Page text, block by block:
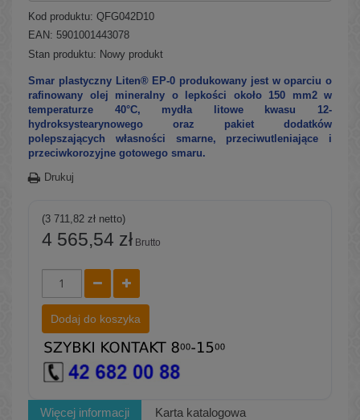
Kod produktu: QFG042D10
EAN: 5901001443078
Stan produktu: Nowy produkt
Smar plastyczny Liten® EP-0 produkowany jest w oparciu o
rafinowany olej mineralny o lepkości około 150 mm2 w
temperaturze 40°C, mydła litowe kwasu 12-
hydroksystearynowego oraz pakiet dodatków
polepszających własności smarne, przeciwutleniające i
przeciwkorozyjne gotowego smaru.
Drukuj
(3 711,82 zł netto)
4 565,54 zł Brutto
Dodaj do koszyka
Więcej informacji Karta katalogowa